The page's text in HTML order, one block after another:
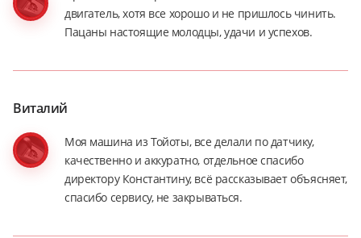
двигатель, хотя все хорошо и не пришлось чинить.
Пацаны настоящие молодцы, удачи и успехов.
Виталий
Моя машина из Тойоты, все делали по датчику,
качественно и аккуратно, отдельное спасибо
директору Константину, всё рассказывает объясняет,
спасибо сервису, не закрываться.